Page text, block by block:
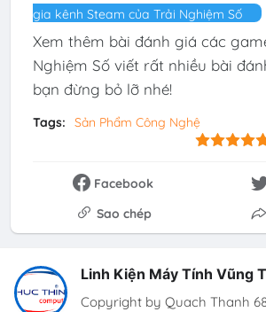
gia kênh Steam của Trải Nghiệm Số
Xem thêm bài đánh giá các
Nghiệm Số viết rất nhiều bài
bạn đừng bỏ lỡ nhé!
Tags:
Sản Phẩm Công Nghệ
Facebook
Sao chép
Linh Kiện Máy Tính Vũng
Copyright by Quach Thanh